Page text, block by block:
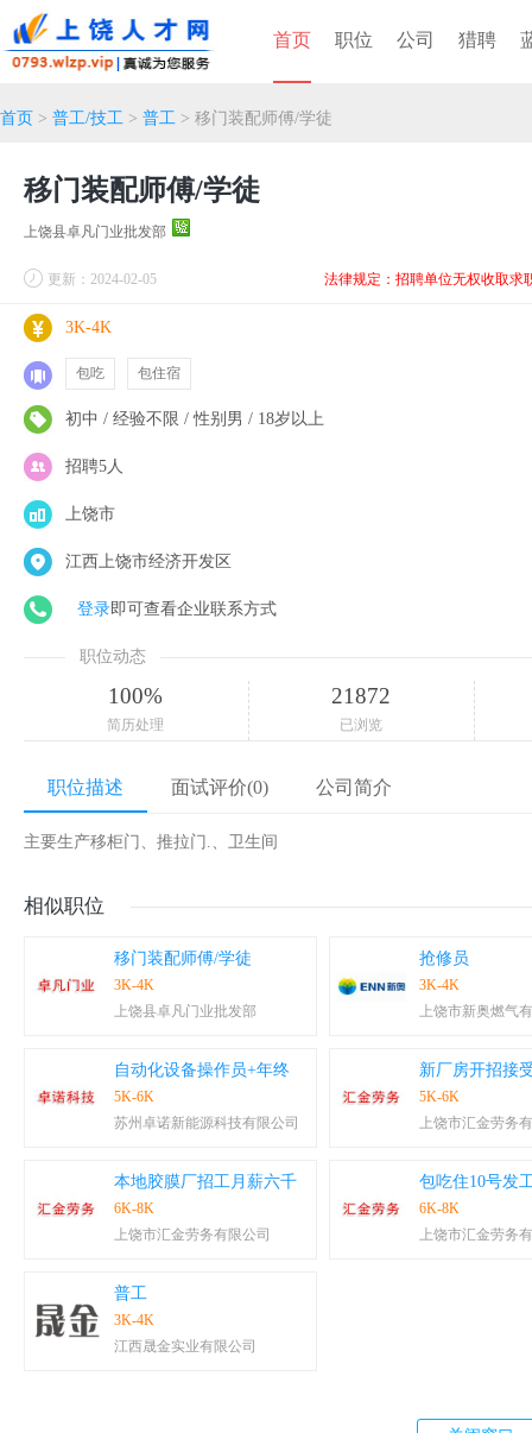
首页 职位 公司 猎聘
首页 > 普工/技工 > 普工 > 移门装配师傅/学徒
移门装配师傅/学徒
上饶县卓凡门业批发部
更新：2024-02-05 法律规定：招聘单位无权收取求
3K-4K
包吃 包住宿
初中 / 经验不限 / 性别男 / 18岁以上
招聘5人
上饶市
江西上饶市经济开发区
登录即可查看企业联系方式
职位动态
100%
简历处理
21872
已浏览
职位描述 面试评价(0) 公司简介
主要生产移柜门、推拉门.、卫生间
相似职位
移门装配师傅/学徒
3K-4K
上饶县卓凡门业批发部
抢修员
3K-4K
上饶市新奥燃气
自动化设备操作员+年终
5K-6K
苏州卓诺新能源科技有限公司
新厂房开招接
5K-6K
上饶市汇金劳务
本地胶膜厂招工月薪六千
6K-8K
上饶市汇金劳务有限公司
包吃住10号发
6K-8K
上饶市汇金劳务
普工
3K-4K
江西晟金实业有限公司